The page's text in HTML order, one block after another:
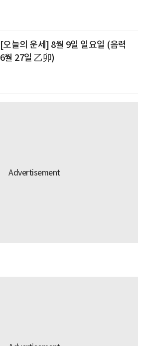
[오늘의 운세] 8월 9일 일요일 (음력
6월 27일 乙卯)